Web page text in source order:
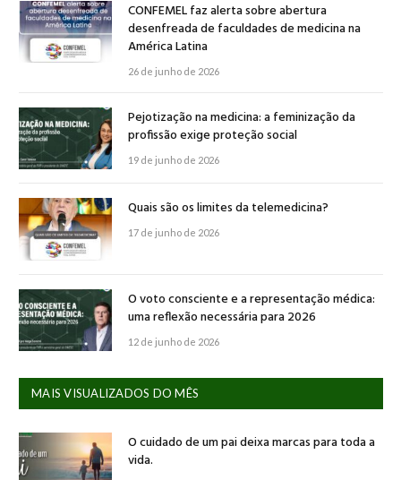
CONFEMEL faz alerta sobre abertura
desenfreada de faculdades de medicina na
América Latina
26 de junho de 2026
Pejotização na medicina: a feminização da
profissão exige proteção social
19 de junho de 2026
Quais são os limites da telemedicina?
17 de junho de 2026
O voto consciente e a representação médica:
uma reflexão necessária para 2026
12 de junho de 2026
MAIS VISUALIZADOS DO MÊS
O cuidado de um pai deixa marcas para toda a
vida.